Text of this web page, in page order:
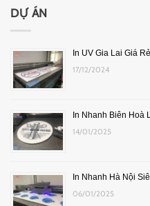
DỰ ÁN
In UV Gia Lai Giá
17/12/2024
In Nhanh Biên Hoà
14/01/2025
In Nhanh Hà Nội
06/01/2025